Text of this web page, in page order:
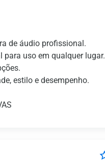
de áudio profissional.
para uso em qualquer lugar.
estilo e desempenho.